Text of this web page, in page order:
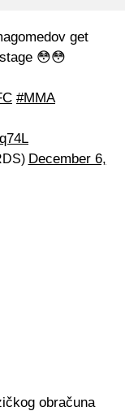
get
😳😳
#MMA
December 6,
obračuna